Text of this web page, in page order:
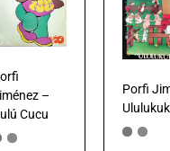
–
Cucu
Porfi